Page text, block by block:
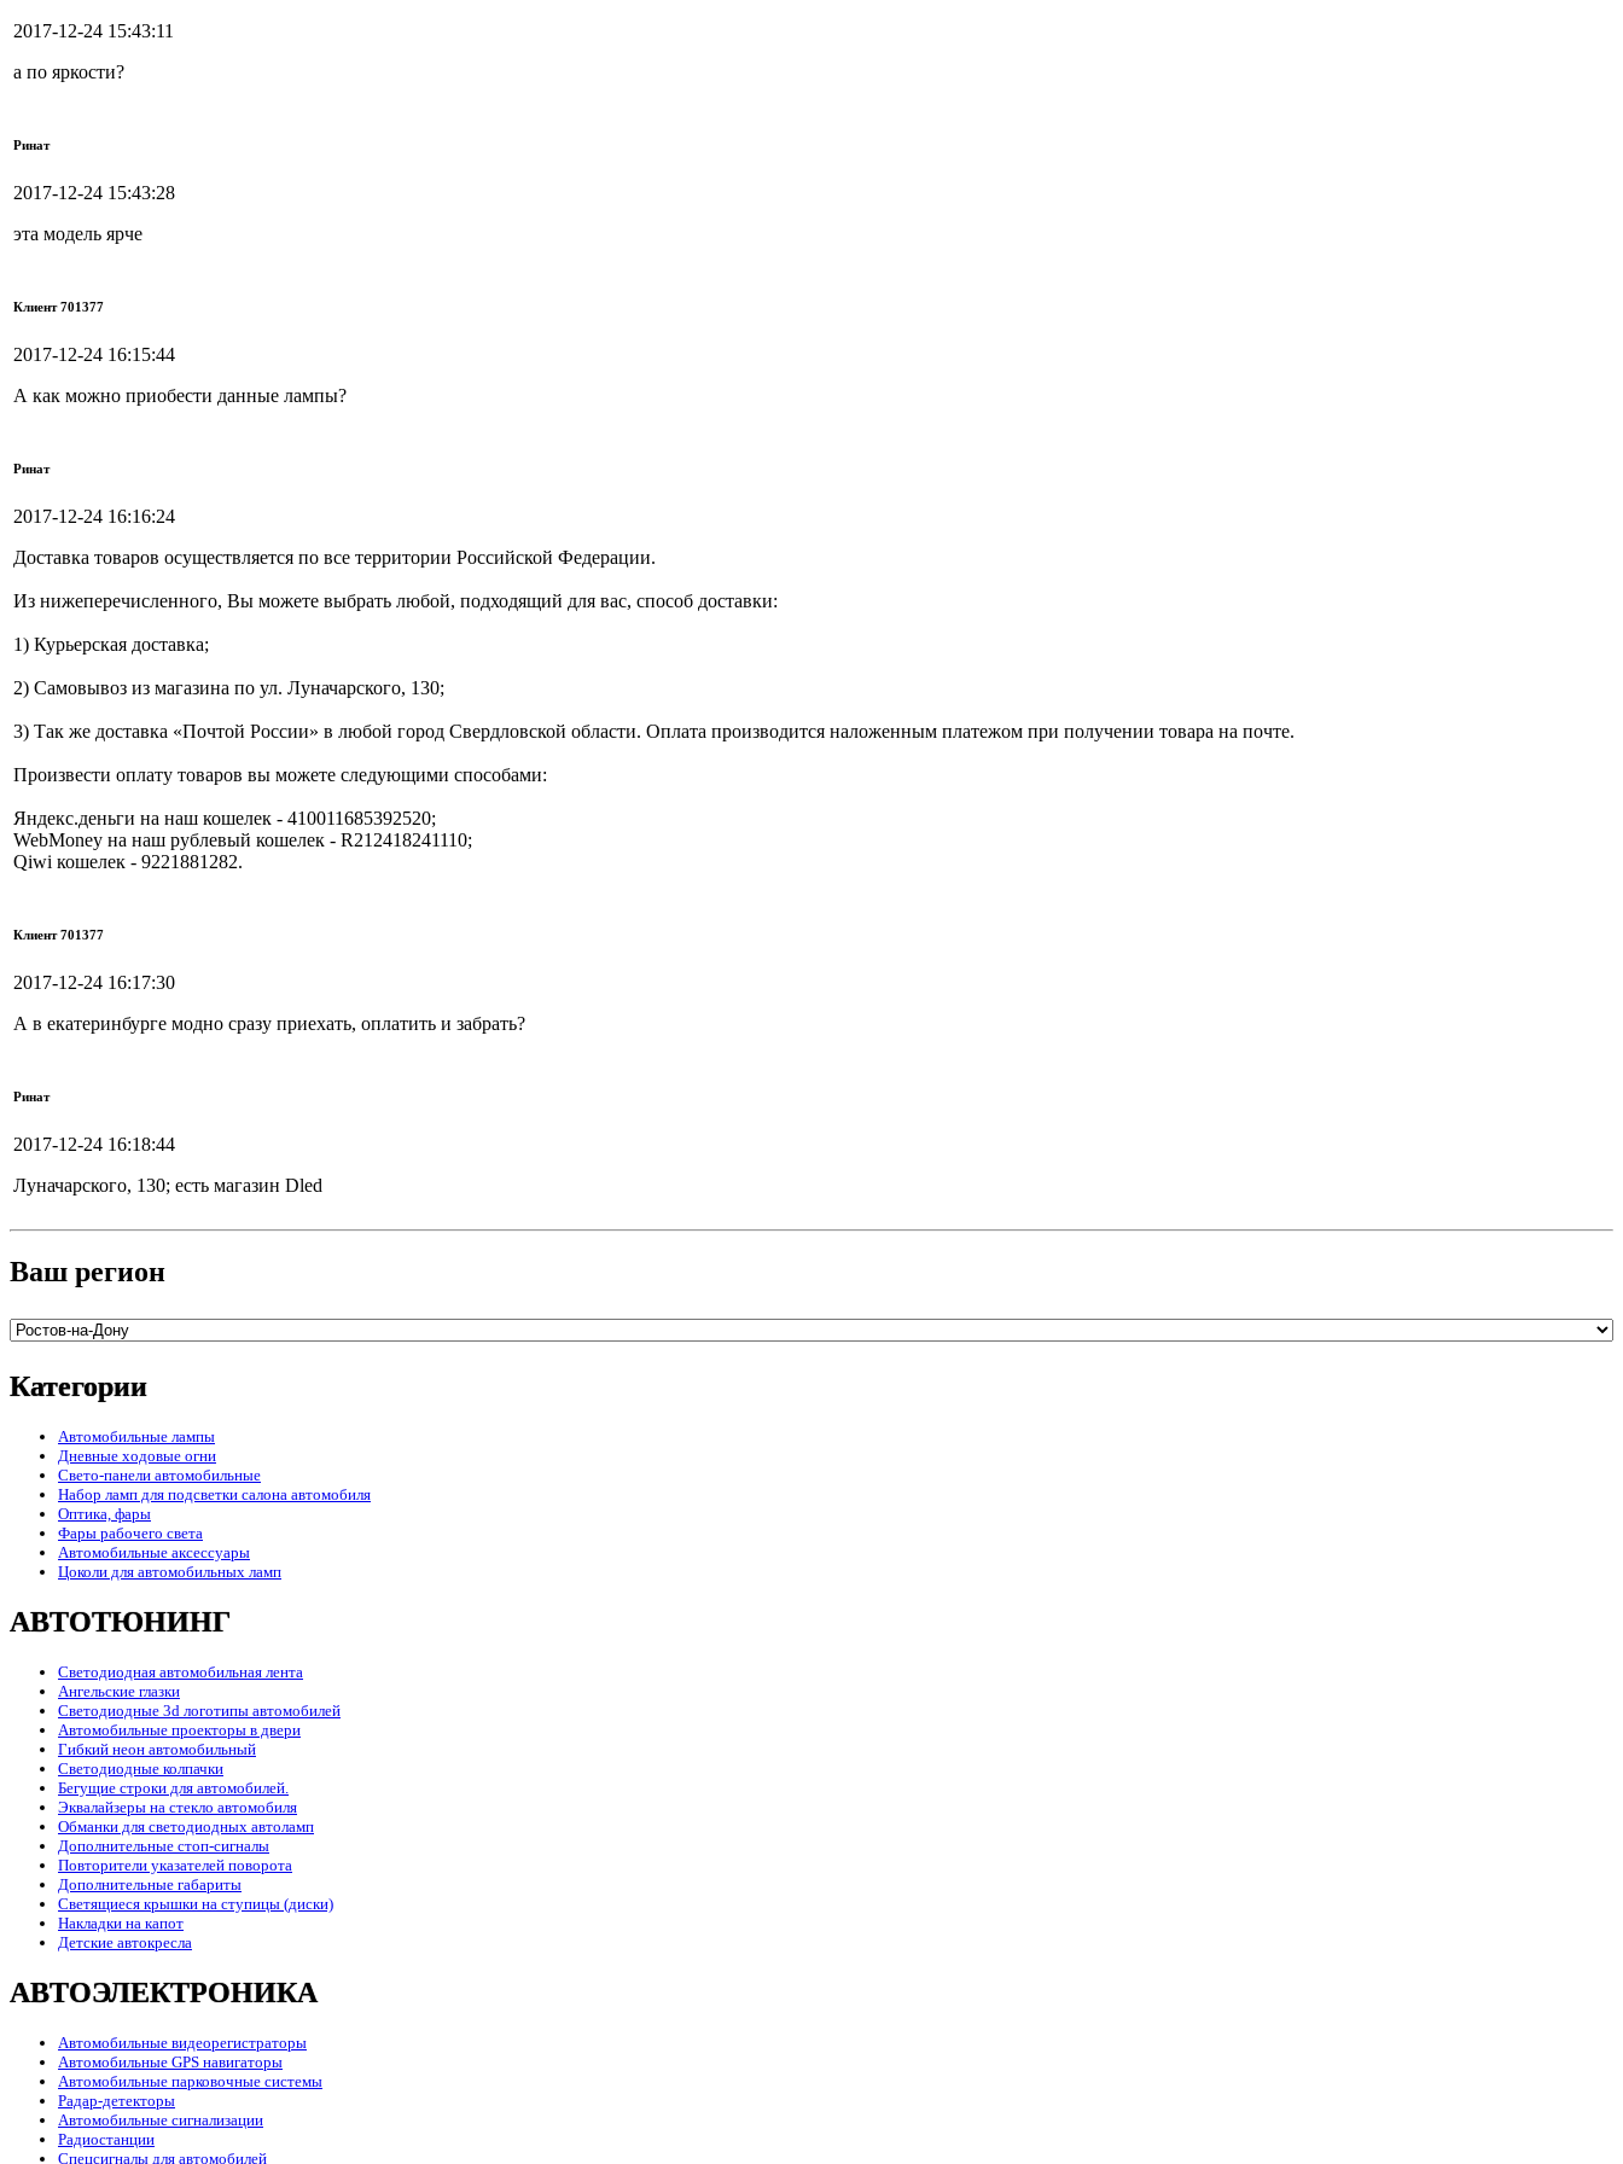
2017-12-24 15:43:11
а по яркости?
Ринат
2017-12-24 15:43:28
эта модель ярче
Клиент 701377
2017-12-24 16:15:44
А как можно приобести данные лампы?
Ринат
2017-12-24 16:16:24
Доставка товаров осуществляется по все территории Российской Федерации.
Из нижеперечисленного, Вы можете выбрать любой, подходящий для вас, способ доставки:
1) Курьерская доставка;
2) Самовывоз из магазина по ул. Луначарского, 130;
3) Так же доставка «Почтой России» в любой город Свердловской области. Оплата производится наложенным платежом при получении товара на почте.
Произвести оплату товаров вы можете следующими способами:
Яндекс.деньги на наш кошелек - 410011685392520;
WebMoney на наш рублевый кошелек - R212418241110;
Qiwi кошелек - 9221881282.
Клиент 701377
2017-12-24 16:17:30
А в екатеринбурге модно сразу приехать, оплатить и забрать?
Ринат
2017-12-24 16:18:44
Луначарского, 130; есть магазин Dled
Ваш регион
Категории
Автомобильные лампы
Дневные ходовые огни
Свето-панели автомобильные
Набор ламп для подсветки салона автомобиля
Оптика, фары
Фары рабочего света
Автомобильные аксессуары
Цоколи для автомобильных ламп
АВТОТЮНИНГ
Светодиодная автомобильная лента
Ангельские глазки
Светодиодные 3d логотипы автомобилей
Автомобильные проекторы в двери
Гибкий неон автомобильный
Светодиодные колпачки
Бегущие строки для автомобилей.
Эквалайзеры на стекло автомобиля
Обманки для светодиодных автоламп
Дополнительные стоп-сигналы
Повторители указателей поворота
Дополнительные габариты
Светящиеся крышки на ступицы (диски)
Накладки на капот
Детские автокресла
АВТОЭЛЕКТРОНИКА
Автомобильные видеорегистраторы
Автомобильные GPS навигаторы
Автомобильные парковочные системы
Радар-детекторы
Автомобильные сигнализации
Радиостанции
Спецсигналы для автомобилей